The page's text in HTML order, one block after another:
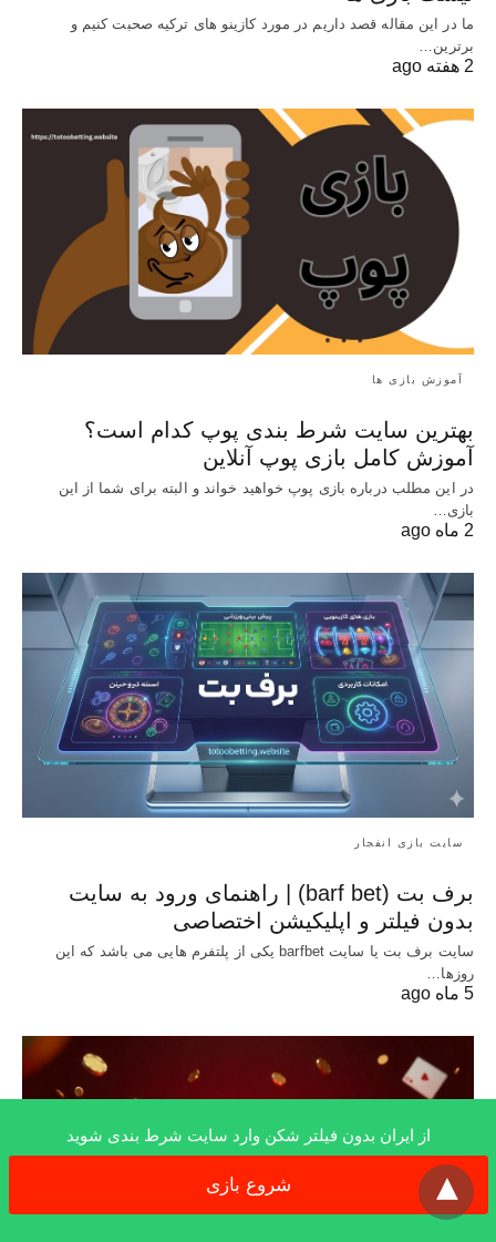
ما در این مقاله قصد داریم در مورد کازینو های ترکیه صحبت کنیم و
برترین…
2 هفته ago
آموزش بازی ها
بهترین سایت شرط بندی پوپ کدام است؟
آموزش کامل بازی پوپ آنلاین
در این مطلب درباره بازی پوپ خواهید خواند و البته برای شما از این
بازی…
2 ماه ago
سایت بازی انفجار
برف بت (barf bet) | راهنمای ورود به سایت
بدون فیلتر و اپلیکیشن اختصاصی
سایت برف بت یا سایت barfbet یکی از پلتفرم‌ هایی می باشد که این
روزها…
5 ماه ago
از ایران بدون فیلتر شکن وارد سایت شرط بندی شوید
شروع بازی